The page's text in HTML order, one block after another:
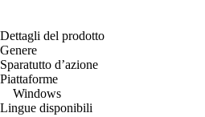
Dettagli del prodotto
Genere
Sparatutto d’azione
Piattaforme
Windows
Lingue disponibili